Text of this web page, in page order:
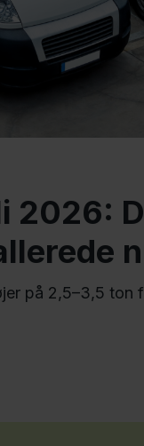
2026:
på 2,5–3,5 ton